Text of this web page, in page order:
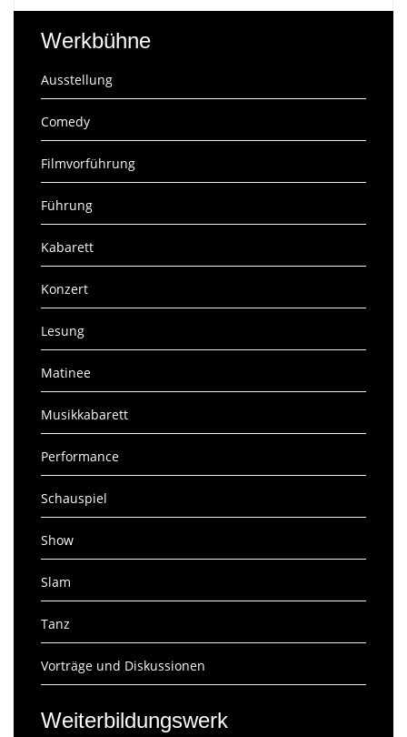
Werkbühne
Ausstellung
Comedy
Filmvorführung
Führung
Kabarett
Konzert
Lesung
Matinee
Musikkabarett
Performance
Schauspiel
Show
Slam
Tanz
Vorträge und Diskussionen
Weiterbildungswerk